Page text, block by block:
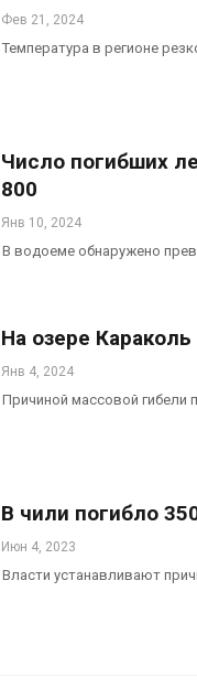
Фев 21, 2024
Температура в регионе
Число погибших
800
Янв 10, 2024
В водоеме обнаружено
На озере
Янв 4, 2024
Причиной массовой гибели
В чили погибло
Июн 4, 2023
Власти устанавливают